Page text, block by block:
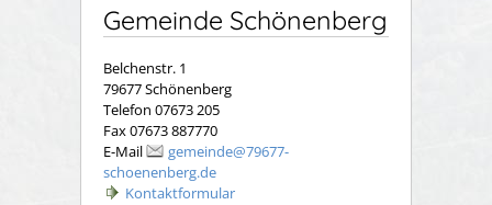
Gemeinde Schönenberg
Belchenstr. 1
79677 Schönenberg
Telefon 07673 205
Fax 07673 887770
E-Mail
gemeinde@79677-
schoenenberg.de
Kontaktformular